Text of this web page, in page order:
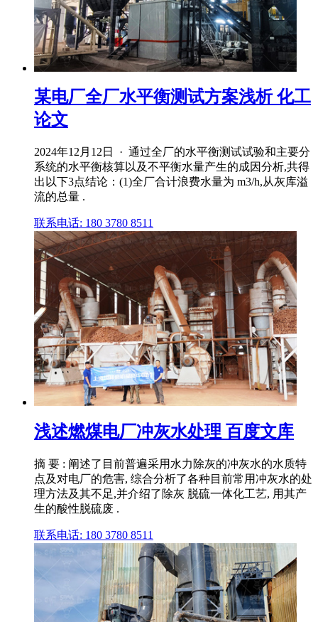
某电厂全厂水平衡测试方案浅析 化工
论文
2024年12月12日 · 通过全厂的水平衡测试试验和主要分
系统的水平衡核算以及不平衡水量产生的成因分析,共得
出以下3点结论：(1)全厂合计浪费水量为 m3/h,从灰库溢
流的总量 .
联系电话: 180 3780 8511
浅述燃煤电厂冲灰水处理 百度文库
摘 要 : 阐述了目前普遍采用水力除灰的冲灰水的水质特
点及对电厂的危害, 综合分析了各种目前常用冲灰水的处
理方法及其不足,并介绍了除灰 脱硫一体化工艺, 用其产
生的酸性脱硫废 .
联系电话: 180 3780 8511